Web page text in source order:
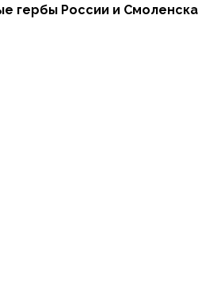
гербы России и